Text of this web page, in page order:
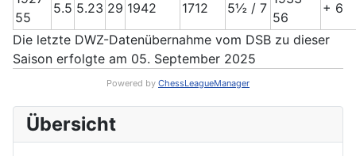
Übersicht
55
5.5 5.23 29 1942 1712 5½ / 7
56
+ 6
Die letzte DWZ-Datenübernahme vom DSB zu dieser
Saison erfolgte am 05. September 2025
Powered by ChessLeagueManager